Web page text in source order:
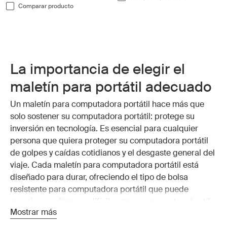
Comparar producto
La importancia de elegir el
maletín para portátil adecuado
Un maletín para computadora portátil hace más que
solo sostener su computadora portátil: protege su
inversión en tecnología. Es esencial para cualquier
persona que quiera proteger su computadora portátil
de golpes y caídas cotidianos y el desgaste general del
viaje. Cada maletín para computadora portátil está
diseñado para durar, ofreciendo el tipo de bolsa
resistente para computadora portátil que puede
manejar condiciones difíciles sin comprometer el estilo.
Mostrar más